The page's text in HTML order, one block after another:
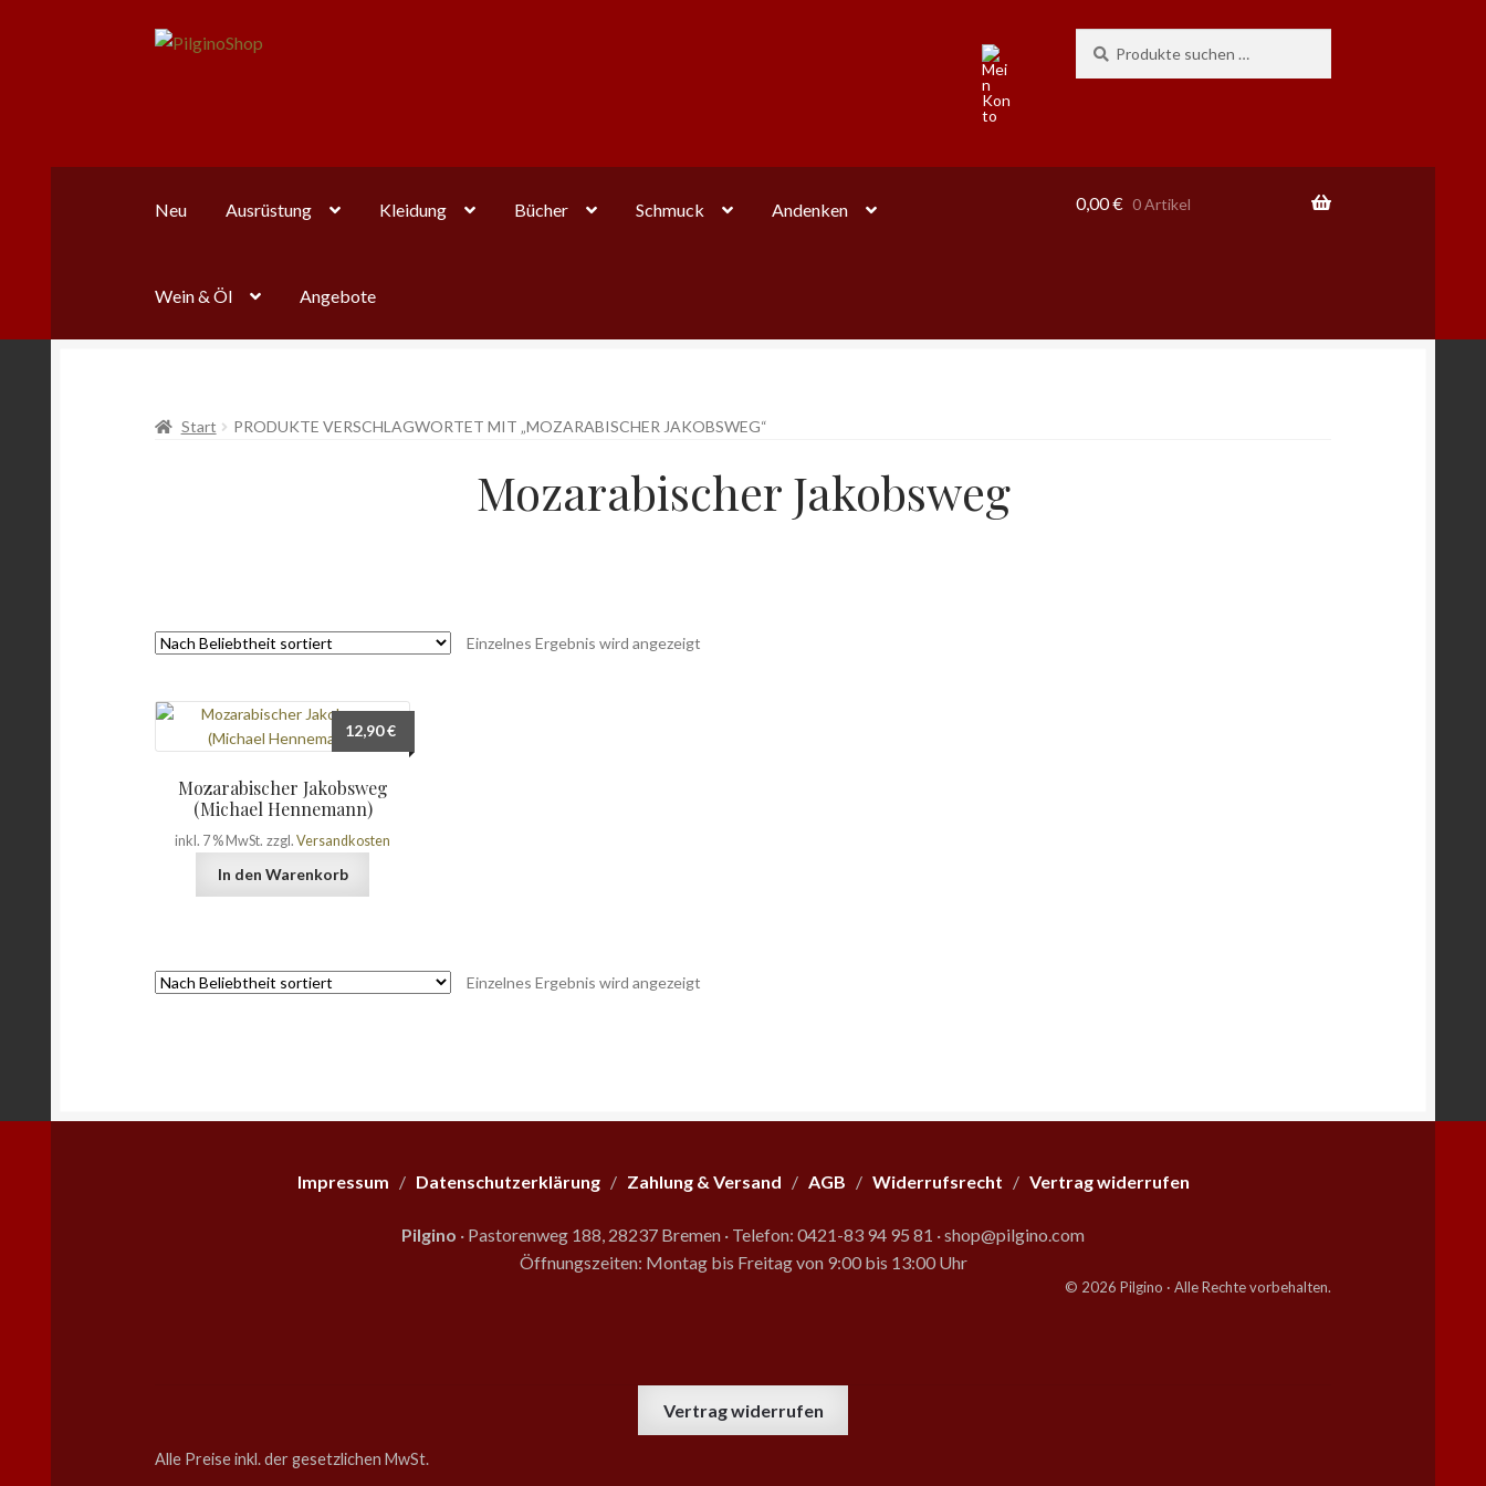
Zur
Zum
nach:
Neu Ausrüstung Kleidung Bücher Schmuck Andenken
Wein & Öl Angebote
0,00€ 0 Artikel
Start PRODUKTE VERSCHLAGWORTET MIT „MOZARABISCHER JAKOBSWEG“
Mozarabischer Jakobsweg
Einzelnes Ergebnis wird angezeigt
Mozarabischer Jakobsweg
(Michael Hennemann)
12,90€
inkl. 7 % MwSt. zzgl.Versandkosten
In den Warenkorb
Einzelnes Ergebnis wird angezeigt
Impressum / Datenschutzerklärung/ Zahlung & Versand / AGB / Widerrufsrecht / Vertrag widerrufen
Pilgino · Pastorenweg 188, 28237 Bremen · Telefon: 0421-83 94 95 81 ·shop@pilgino.com
Öffnungszeiten: Montag bis Freitag von 9:00 bis 13:00 Uhr
© 2026 Pilgino · Alle Rechte vorbehalten.
Vertrag widerrufen
Alle Preise inkl. der gesetzlichen MwSt.